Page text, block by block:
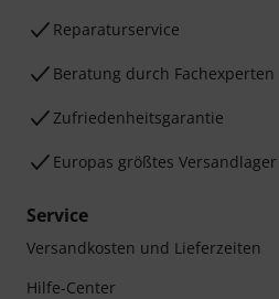
Reparaturservice
Beratung durch Fachexperten
Zufriedenheitsgarantie
Europas größtes Versandlager
Service
Versandkosten und Lieferzeiten
Hilfe-Center